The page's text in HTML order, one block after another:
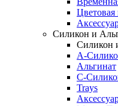
Цветовая
Силикон и
Силикон
A-
Альгинат
C-
Trays